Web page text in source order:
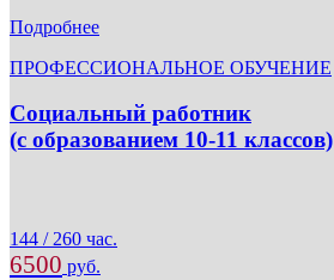
Подробнее
ПРОФЕССИОНАЛЬНОЕ ОБУЧЕНИЕ
Социальный работник
(с образованием 10-11 классов)
144 / 260 час.
6500 руб.